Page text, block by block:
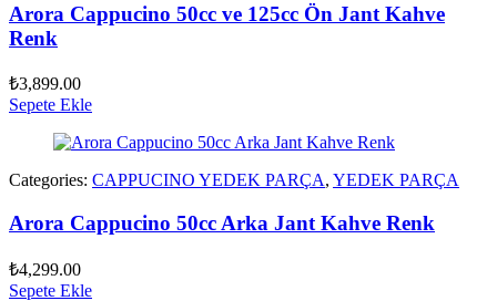
Arora Cappucino 50cc ve 125cc Ön Jant Kahve
Renk
₺3,899.00
Sepete Ekle
Categories: CAPPUCINO YEDEK PARÇA, YEDEK PARÇA
Arora Cappucino 50cc Arka Jant Kahve Renk
₺4,299.00
Sepete Ekle